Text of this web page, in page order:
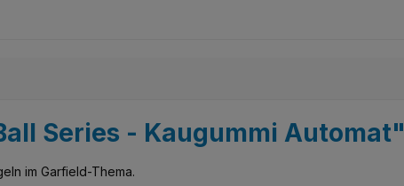
Series - Kaugummi Automat"
im Garfield-Thema.